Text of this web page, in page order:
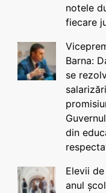
notele
fiecare
Barna:
se
din
Elevii
anul